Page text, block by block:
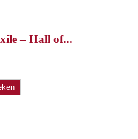
– Hall of...